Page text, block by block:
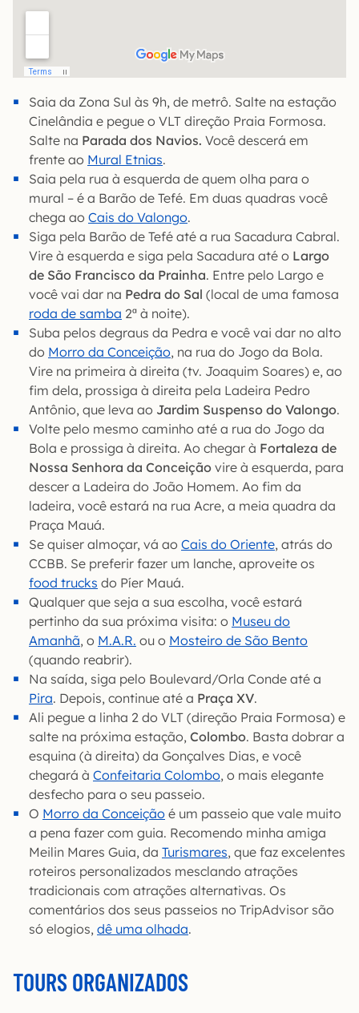
Saia da Zona Sul às 9h, de metrô. Salte na estação
Cinelândia e pegue o VLT direção Praia Formosa.
Salte na Parada dos Navios. Você descerá em
frente ao Mural Etnias.
Saia pela rua à esquerda de quem olha para o
mural – é a Barão de Tefé. Em duas quadras você
chega ao Cais do Valongo.
Siga pela Barão de Tefé até a rua Sacadura Cabral.
Vire à esquerda e siga pela Sacadura até o Largo
de São Francisco da Prainha. Entre pelo Largo e
você vai dar na Pedra do Sal (local de uma famosa
roda de samba 2ª à noite).
Suba pelos degraus da Pedra e você vai dar no alto
do Morro da Conceição, na rua do Jogo da Bola.
Vire na primeira à direita (tv. Joaquim Soares) e, ao
fim dela, prossiga à direita pela Ladeira Pedro
Antônio, que leva ao Jardim Suspenso do Valongo.
Volte pelo mesmo caminho até a rua do Jogo da
Bola e prossiga à direita. Ao chegar à Fortaleza de
Nossa Senhora da Conceição vire à esquerda, para
descer a Ladeira do João Homem. Ao fim da
ladeira, você estará na rua Acre, a meia quadra da
Praça Mauá.
Se quiser almoçar, vá ao Cais do Oriente, atrás do
CCBB. Se preferir fazer um lanche, aproveite os
food trucks do Píer Mauá.
Qualquer que seja a sua escolha, você estará
pertinho da sua próxima visita: o Museu do
Amanhã, o M.A.R. ou o Mosteiro de São Bento
(quando reabrir).
Na saída, siga pelo Boulevard/Orla Conde até a
Pira. Depois, continue até a Praça XV.
Ali pegue a linha 2 do VLT (direção Praia Formosa) e
salte na próxima estação, Colombo. Basta dobrar a
esquina (à direita) da Gonçalves Dias, e você
chegará à Confeitaria Colombo, o mais elegante
desfecho para o seu passeio.
O Morro da Conceição é um passeio que vale muito
a pena fazer com guia. Recomendo minha amiga
Meilin Mares Guia, da Turismares, que faz excelentes
roteiros personalizados mesclando atrações
tradicionais com atrações alternativas. Os
comentários dos seus passeios no TripAdvisor são
só elogios, dê uma olhada.
TOURS ORGANIZADOS